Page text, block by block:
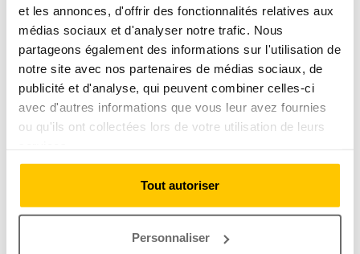
et les annonces, d'offrir des fonctionnalités relatives aux
médias sociaux et d'analyser notre trafic. Nous
partageons également des informations sur l'utilisation de
notre site avec nos partenaires de médias sociaux, de
publicité et d'analyse, qui peuvent combiner celles-ci
avec d'autres informations que vous leur avez fournies
ou qu'ils ont collectées lors de votre utilisation de leurs
Tout autoriser
Personnaliser